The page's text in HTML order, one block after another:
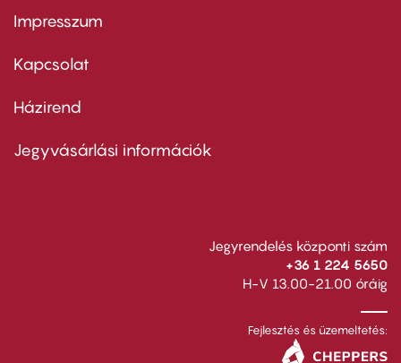
Footer
first
Impresszum
Kapcsolat
Footer
second
Házirend
Jegyvásárlási információk
Jegyrendelés központi szám
+36 1 224 5650
H-V 13.00-21.00 óráig
Fejlesztés és üzemeltetés: